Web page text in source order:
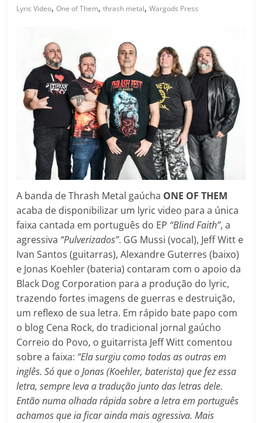
Lyric Video,One of Them,thrash metal,Wargods Press
A banda de Thrash Metal gaúcha ONE OF THEM
acaba de disponibilizar um lyric video para a única
faixa cantada em português do EP “Blind Faith”, a
agressiva “Pulverizados”. GG Mussi (vocal), Jeff Witt e
Ivan Santos (guitarras), Alexandre Guterres (baixo)
e Jonas Koehler (bateria) contaram com o apoio da
Black Dog Corporation para a produção do lyric,
trazendo fortes imagens de guerras e destruição,
um reflexo de sua letra. Em rápido bate papo com
o blog Cena Rock, do tradicional jornal gaúcho
Correio do Povo, o guitarrista Jeff Witt comentou
sobre a faixa: “Ela surgiu como todas as outras em
inglês. Só que o Jonas (Koehler, baterista) que fez essa
letra, sempre leva a tradução junto das letras dele.
Então numa olhada rápida sobre a letra em português
achamos que ia ficar ainda mais agressiva. Mais